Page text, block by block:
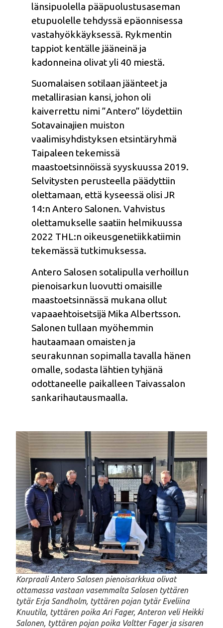
länsipuolella pääpuolustusaseman
etupuolelle tehdyssä epäonnisessa
vastahyökkäyksessä. Rykmentin
tappiot kentälle jääneinä ja
kadonneina olivat yli 40 miestä.
Suomalaisen sotilaan jäänteet ja
metallirasian kansi, johon oli
kaiverrettu nimi ”Antero” löydettiin
Sotavainajien muiston
vaalimisyhdistyksen etsintäryhmä
Taipaleen tekemissä
maastoetsinnöissä syyskuussa 2019.
Selvitysten perusteella päädyttiin
olettamaan, että kyseessä olisi JR
14:n Antero Salonen. Vahvistus
olettamukselle saatiin helmikuussa
2022 THL:n oikeusgenetiikkatiimin
tekemässä tutkimuksessa.
Antero Salosen sotalipulla verhoillun
pienoisarkun luovutti omaisille
maastoetsinnässä mukana ollut
vapaaehtoisetsijä Mika Albertsson.
Salonen tullaan myöhemmin
hautaamaan omaisten ja
seurakunnan sopimalla tavalla hänen
omalle, sodasta lähtien tyhjänä
odottaneelle paikalleen Taivassalon
sankarihautausmaalla.
Korpraali Antero Salosen pienoisarkkua olivat
ottamassa vastaan vasemmalta Salosen tyttären
tytär Erja Sandholm, tyttären pojan tytär Eveliina
Knuutila, tyttären poika Ari Fager, Anteron veli Heikki
Salonen, tyttären pojan poika Valtter Fager ja sisaren